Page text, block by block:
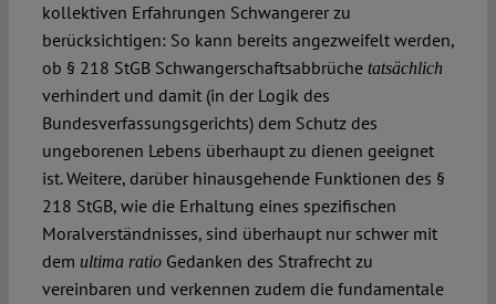
kollektiven Erfahrungen Schwangerer zu
berücksichtigen: So kann bereits angezweifelt werden,
ob § 218 StGB Schwangerschaftsabbrüche tatsächlich
verhindert und damit (in der Logik des
Bundesverfassungsgerichts) dem Schutz des
ungeborenen Lebens überhaupt zu dienen geeignet
ist. Weitere, darüber hinausgehende Funktionen des §
218 StGB, wie die Erhaltung eines spezifischen
Moralverständnisses, sind überhaupt nur schwer mit
dem ultima ratioGedanken des Strafrecht zu
vereinbaren und verkennen zudem die fundamentale